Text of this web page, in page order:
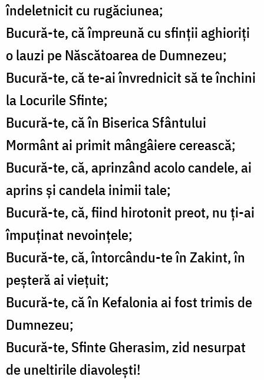
îndeletnicit cu rugăciunea;
Bucură-te, că împreună cu sfinţii aghioriţi
o lauzi pe Născătoarea de Dumnezeu;
Bucură-te, că te-ai învrednicit să te închini
la Locurile Sfinte;
Bucură-te, că în Biserica Sfântului
Mormânt ai primit mângâiere cerească;
Bucură-te, că, aprinzând acolo candele, ai
aprins şi candela inimii tale;
Bucură-te, că, fiind hirotonit preot, nu ţi-ai
împuţinat nevoinţele;
Bucură-te, că, întorcându-te în Zakint, în
peşteră ai vieţuit;
Bucură-te, că în Kefalonia ai fost trimis de
Dumnezeu;
Bucură-te, Sfinte Gherasim, zid nesurpat
de uneltirile diavoleşti!